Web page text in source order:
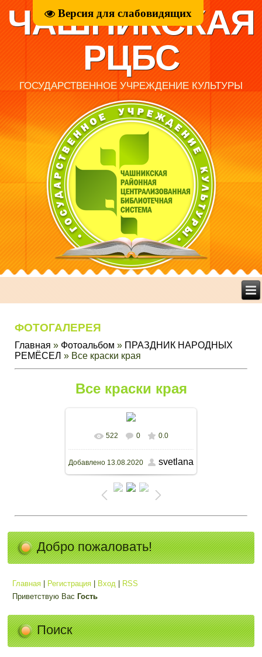
Версия для слабовидящих
ЧАШНИКСКАЯ
РЦБС
ГОСУДАРСТВЕННОЕ УЧРЕЖДЕНИЕ КУЛЬТУРЫ
ФОТОГАЛЕРЕЯ
Главная » Фотоальбом » ПРАЗДНИК НАРОДНЫХ
РЕМЁСЕЛ » Все краски края
Все краски края
В реальном размере 1000x667
/ 451.9Kb
522 0 0.0
Добавлено 13.08.2020 svetlana
Добро пожаловать!
Главная Регистрация Вход
RSS
Приветствую Вас Гость
Поиск